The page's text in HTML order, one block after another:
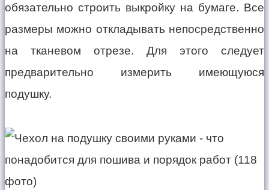
обязательно строить выкройку на бумаге. Все
размеры можно откладывать непосредственно
на тканевом отрезе. Для этого следует
предварительно измерить имеющуюся
подушку.